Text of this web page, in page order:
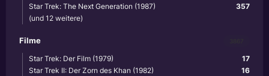
357
Star Trek: The Next Generation (1987)
(und 12 weitere)
Filme
17
Star Trek: Der Film (1979)
16
Star Trek II: Der Zorn des Khan (1982)